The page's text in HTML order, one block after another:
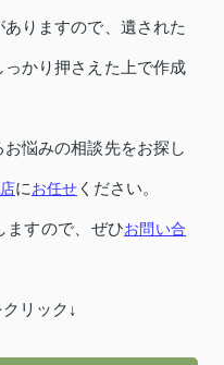
りますので、遺された
かり押さえた上で作成
悩みの相談先をお探し
にお任せ ください。
ますので、ぜひお問い合
リック↓